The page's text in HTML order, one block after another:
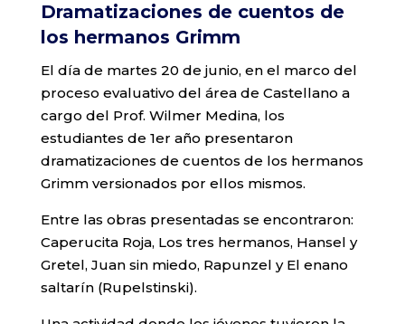
Dramatizaciones de cuentos de
los hermanos Grimm
El día de martes 20 de junio, en el marco del
proceso evaluativo del área de Castellano a
cargo del Prof. Wilmer Medina, los
estudiantes de 1er año presentaron
dramatizaciones de cuentos de los hermanos
Grimm versionados por ellos mismos.
Entre las obras presentadas se encontraron:
Caperucita Roja, Los tres hermanos, Hansel y
Gretel, Juan sin miedo, Rapunzel y El enano
saltarín (Rupelstinski).